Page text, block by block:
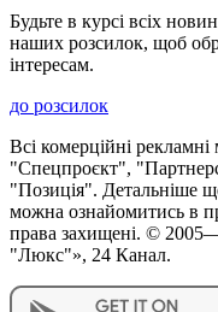
Будьте в курсі всіх
наших розсилок, щоб
інтересам.
до розсилок
Всі комерційні
"Спецпроєкт",
"Позиція". Детальніше
можна ознайомитись в
права захищені. ©
"Люкс"», 24 Канал.